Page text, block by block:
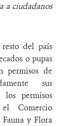
a ciudadanos
del país
o pupas
permisos de
sus
los permisos
Comercio
Fauna y Flora